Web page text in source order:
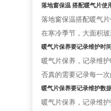
落地窗保温 搭配暖气片使
落地窗保温搭配暖气
在寒冷季节，大面积
暖气片保养要记录维护时
暖气片保养，记录维
否真的需要记录每一
暖气片保养要记录维护数
暖气片保养，记录维